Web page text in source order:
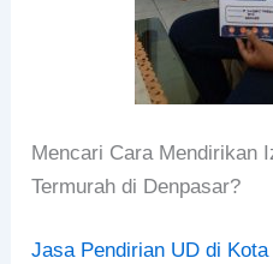
Mencari Cara Mendirikan
Termurah di Denpasar?
Jasa Pendirian UD di